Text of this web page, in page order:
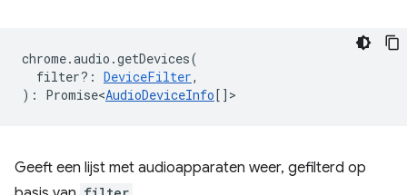
chrome.audio .getDevices(
filter? : DeviceFilter,
) : Promise<AudioDeviceInfo[] >
Geeft een lijst met audioapparaten weer, gefilterd op